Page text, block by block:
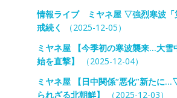
情報ライブ ミヤネ屋 ▽強烈寒波「
戒続く
（2025-12-05）
ミヤネ屋 【今季初の寒波襲来…大
始を直撃】
（2025-12-04）
ミヤネ屋 【日中関係“悪化”新たに
られざる北朝鮮】
（2025-12-03）